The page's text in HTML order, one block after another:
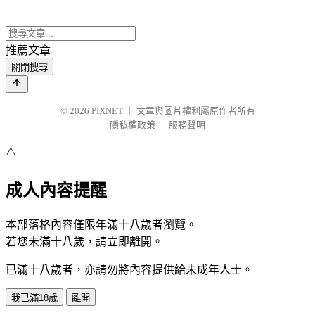
推薦文章
關閉搜尋
© 2026 PIXNET
文章與圖片權利屬原作者所有
隱私權政策
服務聲明
⚠️
成人內容提醒
本部落格內容僅限年滿十八歲者瀏覽。
若您未滿十八歲，請立即離開。
已滿十八歲者，亦請勿將內容提供給未成年人士。
我已滿18歲 離開